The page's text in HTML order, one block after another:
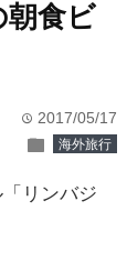
朝食ビ
time 2017/05/17
folder 海外旅行
リンバジ